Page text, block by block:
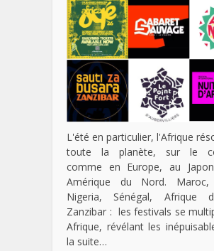
L'été en particulier, l'Afrique
toute la planète, sur le
comme en Europe, au
Amérique du Nord. Maroc,
Nigeria, Sénégal, Afrique
Zanzibar : les festivals se
Afrique, révélant les
la suite…